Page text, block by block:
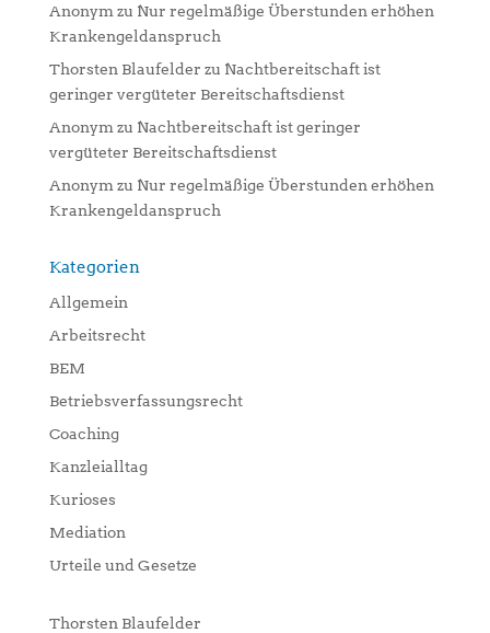
Anonym zu Nur regelmäßige Überstunden erhöhen
Krankengeldanspruch
Thorsten Blaufelder zu Nachtbereitschaft ist
geringer vergüteter Bereitschaftsdienst
Anonym zu Nachtbereitschaft ist geringer
vergüteter Bereitschaftsdienst
Anonym zu Nur regelmäßige Überstunden erhöhen
Krankengeldanspruch
Kategorien
Allgemein
Arbeitsrecht
BEM
Betriebsverfassungsrecht
Coaching
Kanzleialltag
Kurioses
Mediation
Urteile und Gesetze
Thorsten Blaufelder